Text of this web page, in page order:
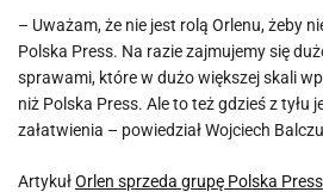
– Uważam, że nie jest rolą Orlenu, żeby
Polska Press. Na razie zajmujemy się
sprawami, które w dużo większej skali
niż Polska Press. Ale to też gdzieś z tyłu
załatwienia – powiedział Wojciech
ArtykułOrlen sprzeda grupę Polska